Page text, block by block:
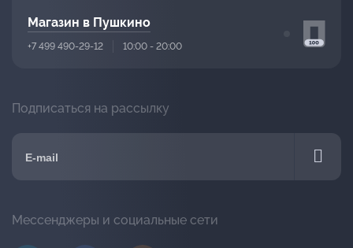
Магазин в Пушкино
+7 499 490-29-12 10:00 - 20:00
Подписаться на рассылку
Мессенджеры и социальные сети